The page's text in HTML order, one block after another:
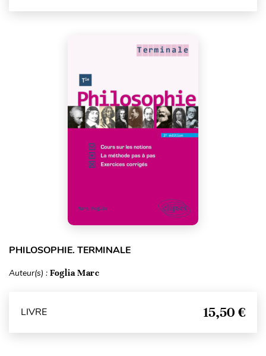
PHILOSOPHIE. TERMINALE
Auteur(s) : Foglia Marc
LIVRE 15,50 €